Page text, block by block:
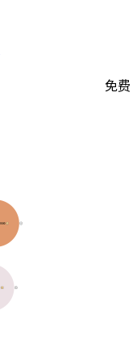
免费